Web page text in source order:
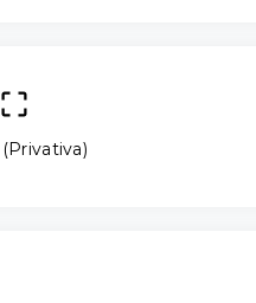
(Privativa)